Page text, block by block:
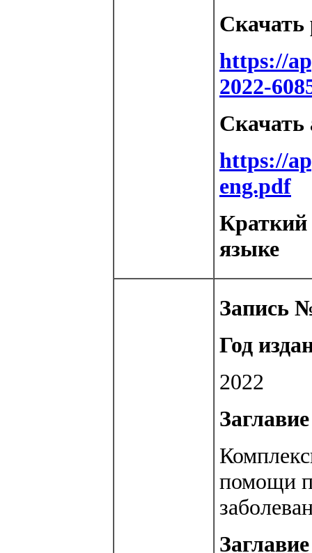
Скачать
https://
2022-
Скачать
https://
eng.pdf
Краткий
языке
Запись
Год
2022
помощи